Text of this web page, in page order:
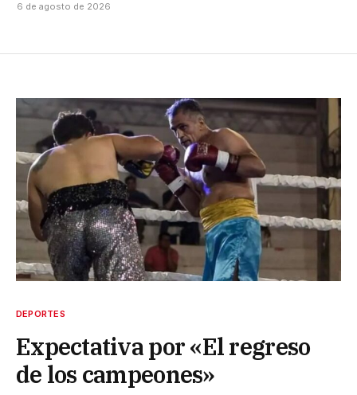
6 de agosto de 2026
DEPORTES
Expectativa por «El regreso
de los campeones»